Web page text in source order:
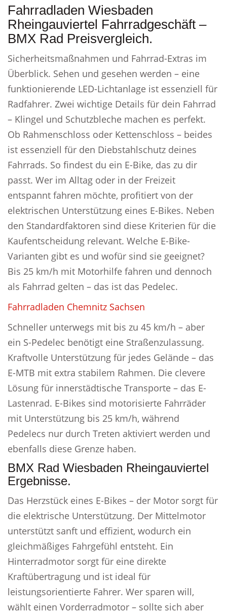
Fahrradladen Wiesbaden
Rheingauviertel Fahrradgeschäft –
BMX Rad Preisvergleich.
Sicherheitsmaßnahmen und Fahrrad-Extras im
Überblick. Sehen und gesehen werden – eine
funktionierende LED-Lichtanlage ist essenziell für
Radfahrer. Zwei wichtige Details für dein Fahrrad
– Klingel und Schutzbleche machen es perfekt.
Ob Rahmenschloss oder Kettenschloss – beides
ist essenziell für den Diebstahlschutz deines
Fahrrads. So findest du ein E-Bike, das zu dir
passt. Wer im Alltag oder in der Freizeit
entspannt fahren möchte, profitiert von der
elektrischen Unterstützung eines E-Bikes. Neben
den Standardfaktoren sind diese Kriterien für die
Kaufentscheidung relevant. Welche E-Bike-
Varianten gibt es und wofür sind sie geeignet?
Bis 25 km/h mit Motorhilfe fahren und dennoch
als Fahrrad gelten – das ist das Pedelec.
Fahrradladen Chemnitz Sachsen
Schneller unterwegs mit bis zu 45 km/h – aber
ein S-Pedelec benötigt eine Straßenzulassung.
Kraftvolle Unterstützung für jedes Gelände – das
E-MTB mit extra stabilem Rahmen. Die clevere
Lösung für innerstädtische Transporte – das E-
Lastenrad. E-Bikes sind motorisierte Fahrräder
mit Unterstützung bis 25 km/h, während
Pedelecs nur durch Treten aktiviert werden und
ebenfalls diese Grenze haben.
BMX Rad Wiesbaden Rheingauviertel
Ergebnisse.
Das Herzstück eines E-Bikes – der Motor sorgt für
die elektrische Unterstützung. Der Mittelmotor
unterstützt sanft und effizient, wodurch ein
gleichmäßiges Fahrgefühl entsteht. Ein
Hinterradmotor sorgt für eine direkte
Kraftübertragung und ist ideal für
leistungsorientierte Fahrer. Wer sparen will,
wählt einen Vorderradmotor – sollte sich aber